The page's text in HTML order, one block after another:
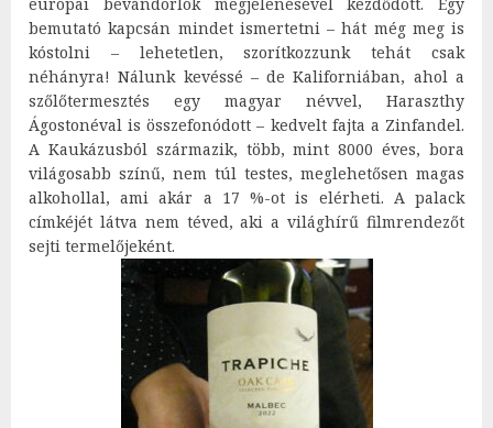
bemutató kapcsán mindet ismertetni – hát még meg is
kóstolni – lehetetlen, szorítkozzunk tehát csak
néhányra! Nálunk kevéssé – de Kaliforniában, ahol a
szőlőtermesztés egy magyar névvel, Haraszthy
Ágostonéval is összefonódott – kedvelt fajta a Zinfandel.
A Kaukázusból származik, több, mint 8000 éves, bora
világosabb színű, nem túl testes, meglehetősen magas
alkohollal, ami akár a 17 %-ot is elérheti. A palack
címkéjét látva nem téved, aki a világhírű filmrendezőt
sejti termelőjeként.